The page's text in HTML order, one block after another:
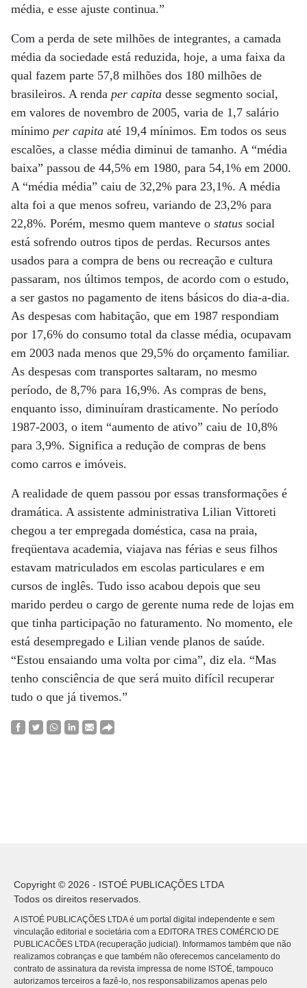
média, e esse ajuste continua.”
Com a perda de sete milhões de integrantes, a camada
média da sociedade está reduzida, hoje, a uma faixa da
qual fazem parte 57,8 milhões dos 180 milhões de
brasileiros. A renda per capita desse segmento social,
em valores de novembro de 2005, varia de 1,7 salário
mínimo per capita até 19,4 mínimos. Em todos os seus
escalões, a classe média diminui de tamanho. A “média
baixa” passou de 44,5% em 1980, para 54,1% em 2000.
A “média média” caiu de 32,2% para 23,1%. A média
alta foi a que menos sofreu, variando de 23,2% para
22,8%. Porém, mesmo quem manteve o status social
está sofrendo outros tipos de perdas. Recursos antes
usados para a compra de bens ou recreação e cultura
passaram, nos últimos tempos, de acordo com o estudo,
a ser gastos no pagamento de itens básicos do dia-a-dia.
As despesas com habitação, que em 1987 respondiam
por 17,6% do consumo total da classe média, ocupavam
em 2003 nada menos que 29,5% do orçamento familiar.
As despesas com transportes saltaram, no mesmo
período, de 8,7% para 16,9%. As compras de bens,
enquanto isso, diminuíram drasticamente. No período
1987-2003, o item “aumento de ativo” caiu de 10,8%
para 3,9%. Significa a redução de compras de bens
como carros e imóveis.
A realidade de quem passou por essas transformações é
dramática. A assistente administrativa Lilian Vittoreti
chegou a ter empregada doméstica, casa na praia,
freqüentava academia, viajava nas férias e seus filhos
estavam matriculados em escolas particulares e em
cursos de inglês. Tudo isso acabou depois que seu
marido perdeu o cargo de gerente numa rede de lojas em
que tinha participação no faturamento. No momento, ele
está desempregado e Lilian vende planos de saúde.
“Estou ensaiando uma volta por cima”, diz ela. “Mas
tenho consciência de que será muito difícil recuperar
tudo o que já tivemos.”
Copyright © 2026 - ISTOÉ PUBLICAÇÕES LTDA
Todos os direitos reservados.
A ISTOÉ PUBLICAÇÕES LTDA é um portal digital independente e sem
vinculação editorial e societária com a EDITORA TRES COMÉRCIO DE
PUBLICACÕES LTDA (recuperação judicial). Informamos também que não
realizamos cobranças e que também não oferecemos cancelamento do
contrato de assinatura da revista impressa de nome ISTOÉ, tampouco
autorizamos terceiros a fazê-lo, nos responsabilizamos apenas pelo